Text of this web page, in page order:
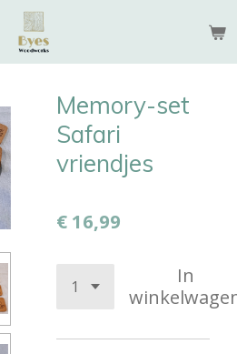
Memory-set
Safari
vriendjes
€ 16,99
In